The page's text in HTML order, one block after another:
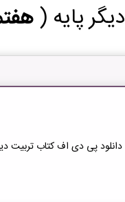
پایه (
پی دی اف کتاب تربیت دینی